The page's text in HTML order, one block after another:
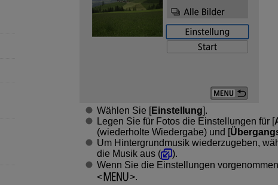
Wählen Sie [Einstellung].
Legen Sie für Fotos die Einstellungen für [
(wiederholte Wiedergabe) und [
Um Hintergrundmusik wiederzugeben,
die Musik aus (
).
Wenn Sie die Einstellungen
.